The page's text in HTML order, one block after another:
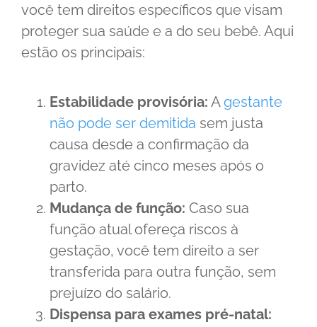
você tem direitos específicos que visam
proteger sua saúde e a do seu bebê. Aqui
estão os principais:
Estabilidade provisória: Agestante
não pode ser demitida sem justa
causa desde a confirmação da
gravidez até cinco meses após o
parto.
Mudança de função: Caso sua
função atual ofereça riscos à
gestação, você tem direito a ser
transferida para outra função, sem
prejuízo do salário.
Dispensa para exames pré-natal: